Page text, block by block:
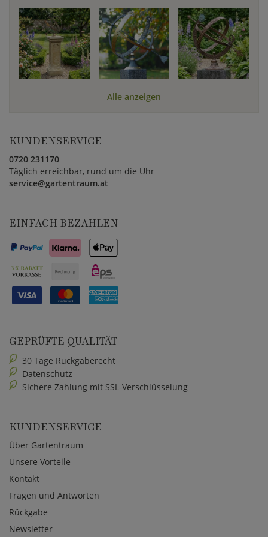
Alle anzeigen
KUNDENSERVICE
0720 231170
Täglich erreichbar, rund um die Uhr
service@gartentraum.at
EINFACH BEZAHLEN
GEPRÜFTE QUALITÄT
30 Tage Rückgaberecht
Datenschutz
Sichere Zahlung mit SSL-Verschlüsselung
KUNDENSERVICE
Über Gartentraum
Unsere Vorteile
Kontakt
Fragen und Antworten
Rückgabe
Newsletter